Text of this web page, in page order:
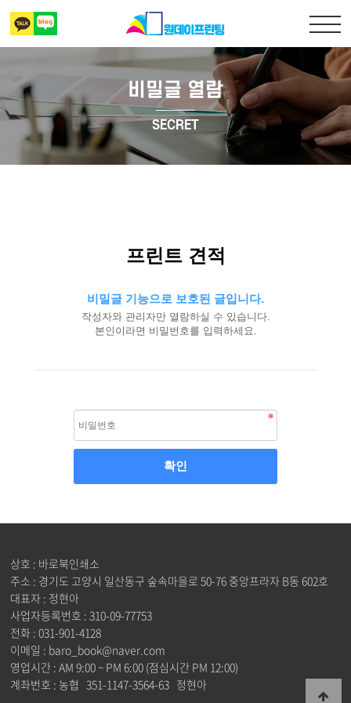
출력복사
책만들기
상담 및 견적문의
비밀글 열람
SECRET
프린트 견적
비밀글 기능으로 보호된 글입니다.
작성자와 관리자만 열람하실 수 있습니다.
본인이라면 비밀번호를 입력하세요.
상호 : 바로북인쇄소
주소 : 경기도 고양시 일산동구 숲속마을로 50-76 중앙프라자 B동 602호
대표자 : 정현아
사업자등록번호 : 310-09-77753
전화 : 031-901-4128
이메일 : baro_book@naver.com
영업시간 : AM 9:00 ~ PM 6:00 (점심시간 PM 12:00)
계좌번호 : 농협 351-1147-3564-63 정현아